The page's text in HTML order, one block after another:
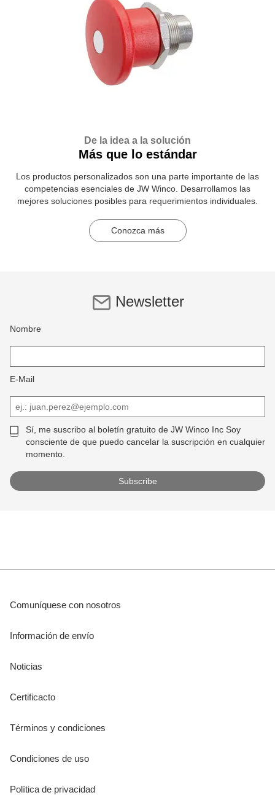
De la idea a la solución
Más que lo estándar
Los productos personalizados son una parte importante de las
competencias esenciales de JW Winco. Desarrollamos las
mejores soluciones posibles para requerimientos individuales.
Conozca más
Newsletter
Nombre
E-Mail
Sí, me suscribo al boletín gratuito de JW Winco Inc Soy
consciente de que puedo cancelar la suscripción en cualquier
momento.
Comuníquese con nosotros
Información de envío
Noticias
Certificacto
Términos y condiciones
Condiciones de uso
Política de privacidad